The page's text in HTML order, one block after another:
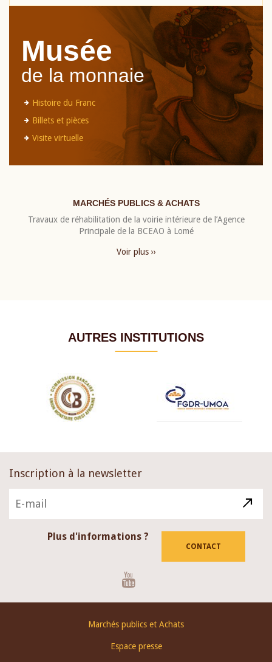
Musée
de la monnaie
Histoire du Franc
Billets et pièces
Visite virtuelle
MARCHÉS PUBLICS & ACHATS
Travaux de réhabilitation de la voirie intérieure de l’Agence
Principale de la BCEAO à Lomé
Voir plus ››
AUTRES INSTITUTIONS
Inscription à la newsletter
Plus d'informations ?
CONTACT
Marchés publics et Achats
Espace presse